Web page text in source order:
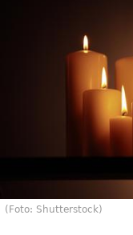
(Foto: Shutterstock)